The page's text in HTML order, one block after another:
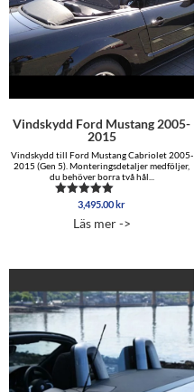
Vindskydd Ford Mustang 2005-
2015
Vindskydd till Ford Mustang Cabriolet 2005-
2015 (Gen 5). Monteringsdetaljer medföljer,
du behöver borra två hål...
Betygsatt
av 5
3,495.00kr
Läs mer ->